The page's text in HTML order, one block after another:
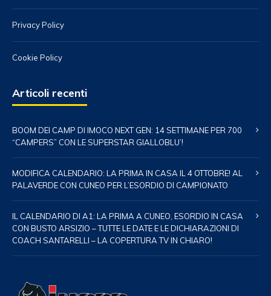
Privacy Policy
Cookie Policy
Articoli recenti
BOOM DEI CAMP DI IMOCO NEXT GEN: 14 SETTIMANE PER 700
“CAMPERS” CON LE SUPERSTAR GIALLOBLU’!
MODIFICA CALENDARIO: LA PRIMA IN CASA IL 4 OTTOBRE! AL
PALAVERDE CON CUNEO PER L’ESORDIO DI CAMPIONATO
IL CALENDARIO DI A1: LA PRIMA A CUNEO, ESORDIO IN CASA
CON BUSTO ARSIZIO – TUTTE LE DATE E LE DICHIARAZIONI DI
COACH SANTARELLI – LA COPERTURA TV IN CHIARO!